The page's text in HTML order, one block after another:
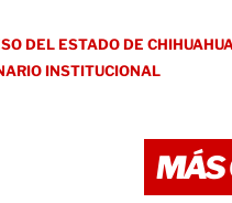
DEL ESTADO DE
INSTITUCIONAL
MÁS